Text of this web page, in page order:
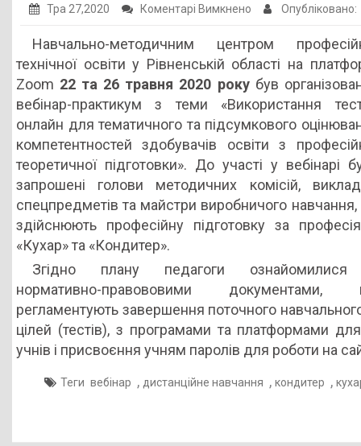
Заклади ПТО
Оголошення
Галерея
НМЦ ПТО України
Тра 27,2020 Коментарі Вимкнено до
навички
проведення
онлайн-
тестування
Навчально-методичним центром
технічної освіти у Рівненській області на
Zoom 22 та 26 травня 2020 рокубув
вебінар-практикум з теми «Використання
онлайн для тематичного та підсумкового
компетентностей здобувачів освіти з
теоретичної підготовки». До участі у вебінарі
запрошені голови методичних комісій,
спецпредметів та майстри виробничого навчання,
здійснюють професійну підготовку за
«Кухар» та «Кондитер».
Згідно плану педагоги
нормативно-правововими документами,
регламентують завершення поточного
цілей (тестів), з програмами та платформами
учнів і присвоєння учням паролів для роботи на
Теги вебінар , дистанційне навчання , кондитер ,